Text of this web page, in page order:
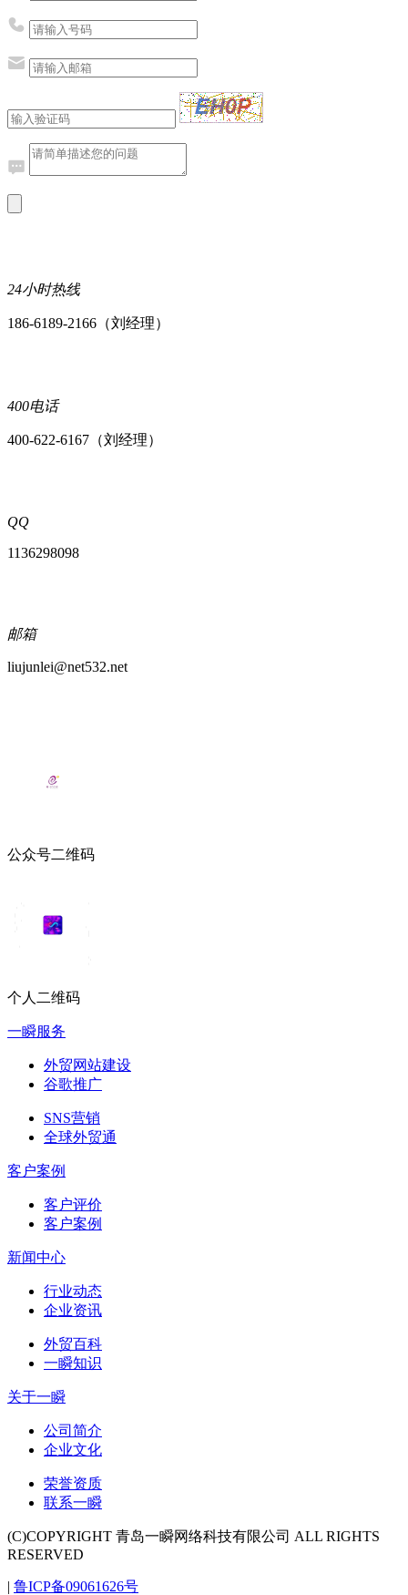
24小时热线
186-6189-2166（刘经理）
400电话
400-622-6167（刘经理）
QQ
1136298098
邮箱
liujunlei@net532.net
公众号二维码
个人二维码
一瞬服务
外贸网站建设
谷歌推广
SNS营销
全球外贸通
客户案例
客户评价
客户案例
新闻中心
行业动态
企业资讯
外贸百科
一瞬知识
关于一瞬
公司简介
企业文化
荣誉资质
联系一瞬
(C)COPYRIGHT 青岛一瞬网络科技有限公司 ALL RIGHTS
RESERVED
| 鲁ICP备09061626号